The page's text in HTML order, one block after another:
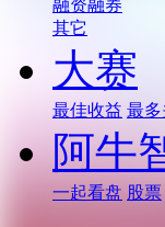
融资融券
其它
大赛
最佳收益 最多
阿牛
一起看盘 股票